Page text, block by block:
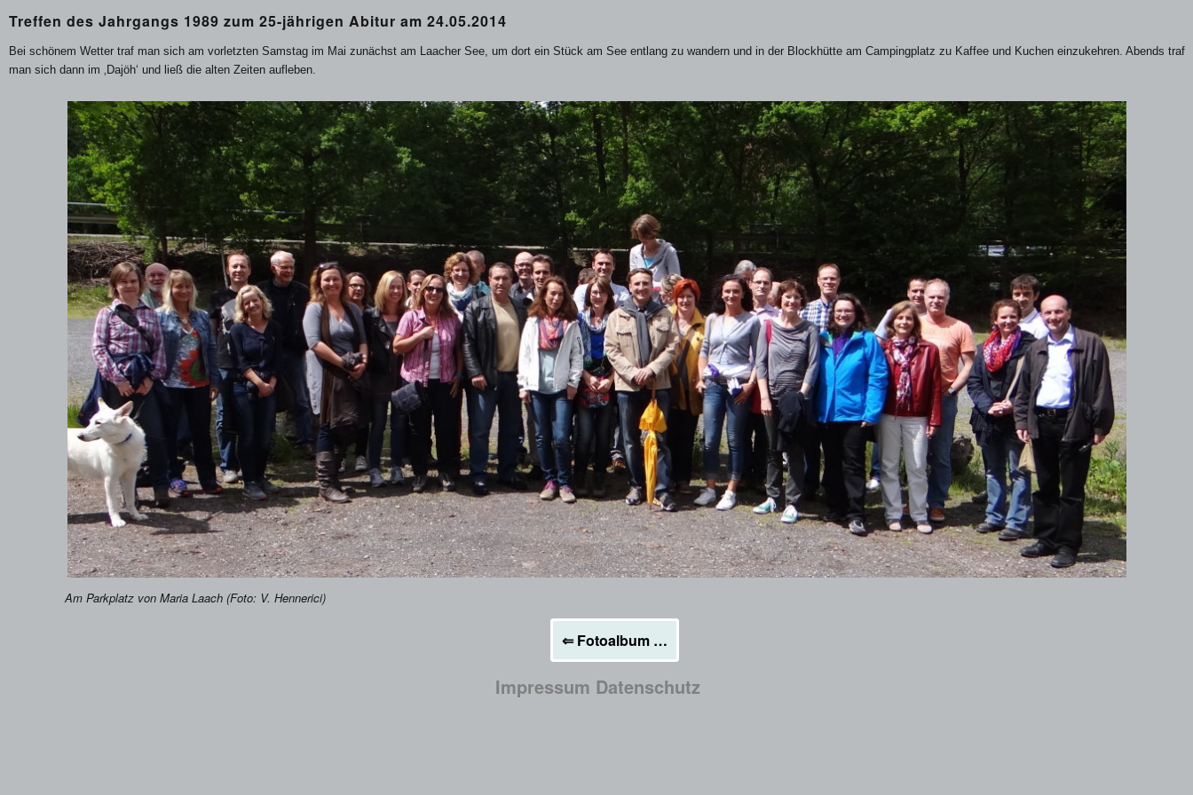
Treffen des Jahrgangs 1989 zum 25-jährigen Abitur am 24.05.2014
Bei schönem Wetter traf man sich am vorletzten Samstag im Mai zunächst am Laacher See, um dort ein Stück am See entlang zu wandern und in der Blockhütte am Campingplatz zu Kaffee und Kuchen einzukehren. Abends traf
man sich dann im ‚Dajöh‘ und ließ die alten Zeiten aufleben.
Am Parkplatz von Maria Laach (Foto: V. Hennerici)
⇐Fotoalbum …
Impressum Datenschutz